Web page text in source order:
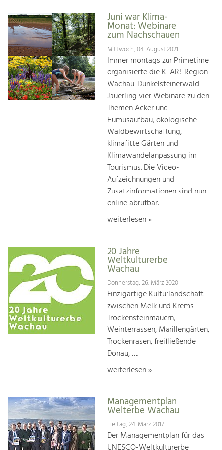
Juni war Klima-
Monat: Webinare
zum Nachschauen
Mittwoch, 04. August 2021
Immer montags zur Primetime
organisierte die KLAR!-Region
Wachau-Dunkelsteinerwald-
Jauerling vier Webinare zu den
Themen Acker und
Humusaufbau, ökologische
Waldbewirtschaftung,
klimafitte Gärten und
Klimawandelanpassung im
Tourismus. Die Video-
Aufzeichnungen und
Zusatzinformationen sind nun
online abrufbar.
weiterlesen »
20 Jahre
Weltkulturerbe
Wachau
Donnerstag, 26. März 2020
Einzigartige Kulturlandschaft
zwischen Melk und Krems
Trockensteinmauern,
Weinterrassen, Marillengärten,
Trockenrasen, freifließende
Donau, ….
weiterlesen »
Managementplan
Welterbe Wachau
Freitag, 24. März 2017
Der Managementplan für das